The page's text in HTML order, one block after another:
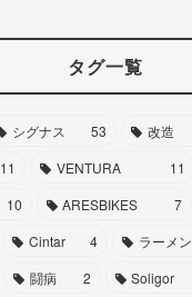
タグ一覧
シグナス 53 改造
11 VENTURA 11
10 ARESBIKES 7
Cintar 4 ラーメン
闘病 2 Soligor